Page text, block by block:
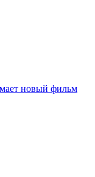
новый фильм